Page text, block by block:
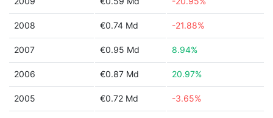
2008 €0.74 Md -21.88%
2007 €0.95 Md 8.94%
2006 €0.87 Md 20.97%
2005 €0.72 Md -3.65%